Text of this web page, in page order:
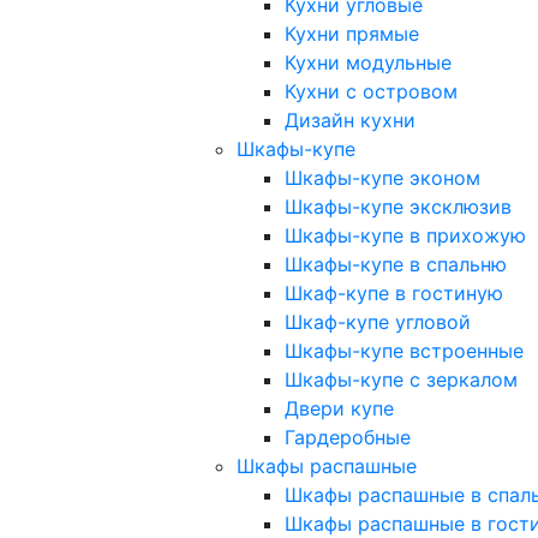
Кухни угловые
Кухни прямые
Кухни модульные
Кухни с островом
Дизайн кухни
Шкафы-купе
Шкафы-купе эконом
Шкафы-купе эксклюзив
Шкафы-купе в прихожую
Шкафы-купе в спальню
Шкаф-купе в гостиную
Шкаф-купе угловой
Шкафы-купе встроенные
Шкафы-купе с зеркалом
Двери купе
Гардеробные
Шкафы распашные
Шкафы распашные в
Шкафы распашные в